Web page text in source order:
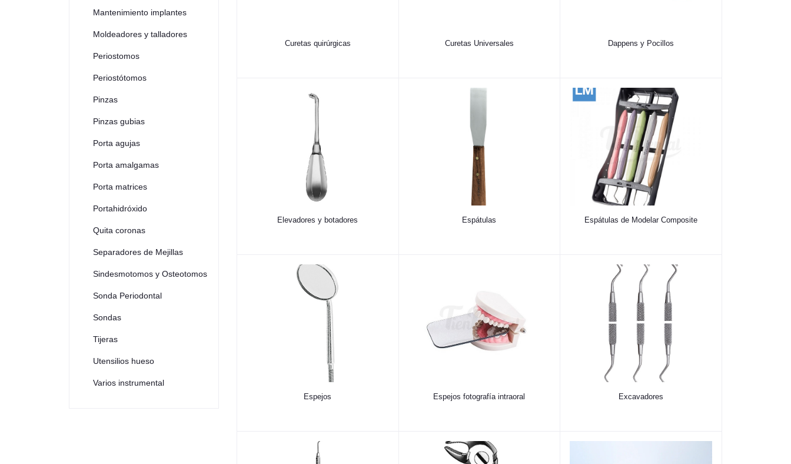
Mantenimiento implantes
Moldeadores y talladores
Periostomos
Periostótomos
Pinzas
Pinzas gubias
Porta agujas
Porta amalgamas
Porta matrices
Portahidróxido
Quita coronas
Separadores de Mejillas
Sindesmotomos y Osteotomos
Sonda Periodontal
Sondas
Tijeras
Utensilios hueso
Varios instrumental
Curetas quirúrgicas Curetas Universales Dappens y Pocillos
Elevadores y botadores Espátulas Espátulas de Modelar Composite
Espejos Espejos fotografía intraoral Excavadores